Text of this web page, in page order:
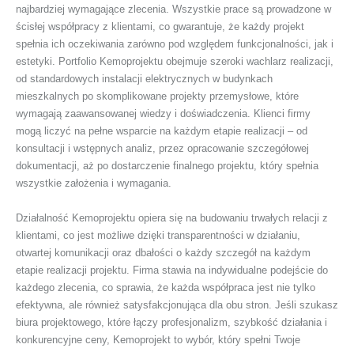
najbardziej wymagające zlecenia. Wszystkie prace są prowadzone w
ścisłej współpracy z klientami, co gwarantuje, że każdy projekt
spełnia ich oczekiwania zarówno pod względem funkcjonalności, jak i
estetyki. Portfolio Kemoprojektu obejmuje szeroki wachlarz realizacji,
od standardowych instalacji elektrycznych w budynkach
mieszkalnych po skomplikowane projekty przemysłowe, które
wymagają zaawansowanej wiedzy i doświadczenia. Klienci firmy
mogą liczyć na pełne wsparcie na każdym etapie realizacji – od
konsultacji i wstępnych analiz, przez opracowanie szczegółowej
dokumentacji, aż po dostarczenie finalnego projektu, który spełnia
wszystkie założenia i wymagania.
Działalność Kemoprojektu opiera się na budowaniu trwałych relacji z
klientami, co jest możliwe dzięki transparentności w działaniu,
otwartej komunikacji oraz dbałości o każdy szczegół na każdym
etapie realizacji projektu. Firma stawia na indywidualne podejście do
każdego zlecenia, co sprawia, że każda współpraca jest nie tylko
efektywna, ale również satysfakcjonująca dla obu stron. Jeśli szukasz
biura projektowego, które łączy profesjonalizm, szybkość działania i
konkurencyjne ceny, Kemoprojekt to wybór, który spełni Twoje